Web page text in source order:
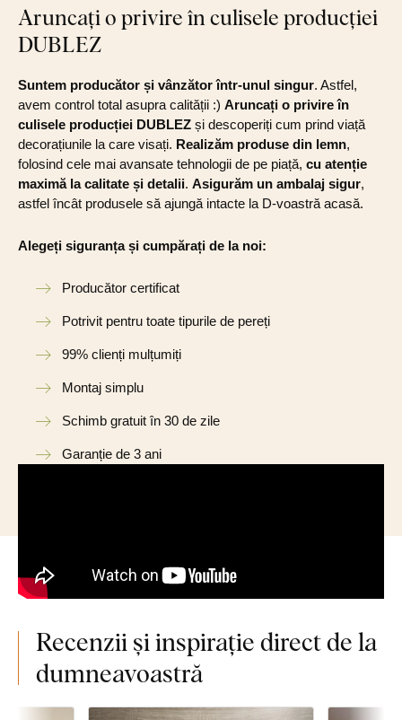
Aruncați o privire în culisele producției
DUBLEZ
Suntem producător și vânzător într-unul singur. Astfel,
avem control total asupra calității :) Aruncați o privire în
culisele producției DUBLEZ și descoperiți cum prind viață
decorațiunile la care visați. Realizăm produse din lemn,
folosind cele mai avansate tehnologii de pe piață, cu atenție
maximă la calitate și detalii. Asigurăm un ambalaj sigur,
astfel încât produsele să ajungă intacte la D-voastră acasă.
Alegeți siguranța și cumpărați de la noi:
Producător certificat
Potrivit pentru toate tipurile de pereți
99% clienți mulțumiți
Montaj simplu
Schimb gratuit în 30 de zile
Garanție de 3 ani
Recenzii și inspirație direct de la
dumneavoastră